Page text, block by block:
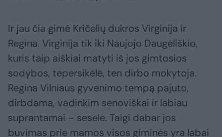
Ir jau čia gimė Kričelių dukros Virginija ir
Regina. Virginija tik iki Naujojo Daugėliškio,
kuris taip aiškiai matyti iš jos gimtosios
sodybos, tepersikėlė, ten dirbo mokytoja.
Regina Vilniaus gyvenimo tempą pajuto,
dirbdama, vadinkim senoviškai ir labiau
suprantamai – sesele. Taigi dabar jos
buvimas prie mamos visos giminės yra labai